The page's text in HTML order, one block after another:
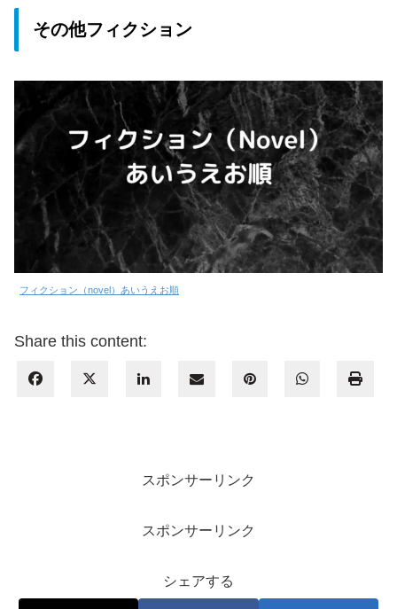
その他フィクション
フィクション（novel）あいうえお順
Share this content:
スポンサーリンク
スポンサーリンク
シェアする